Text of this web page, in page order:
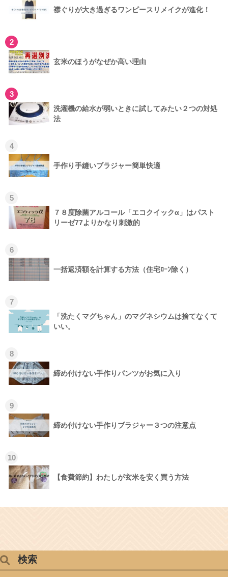
襟ぐりが大き過ぎるワンピースリメイクが進化！
2
玄米のほうがなぜか高い理由
3
洗濯機の給水が弱いときに試してみたい２つの対処
法
4
手作り手縫いブラジャー簡単快適
5
７８度除菌アルコール「エコクイックα」はパスト
リーゼ77よりかなり刺激的
6
一括返済額を計算する方法（住宅ﾛｰﾝ除く）
7
「洗たくマグちゃん」のマグネシウムは捨てなくて
いい。
8
締め付けない手作りパンツがお気に入り
9
締め付けない手作りブラジャー３つの注意点
10
【食費節約】わたしが玄米を安く買う方法
検索